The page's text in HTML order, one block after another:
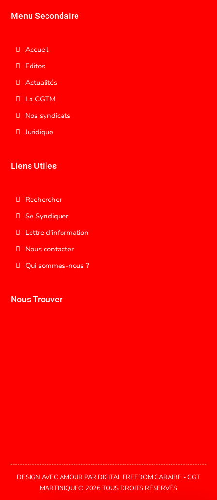
Menu Secondaire
Accueil
Editos
Actualités
La CGTM
Nos syndicats
Juridique
Liens Utiles
Rechercher
Se Syndiquer
Lettre d'information
Nous contacter
Qui sommes-nous ?
Nous Trouver
DESIGN AVEC AMOUR PAR DIGITAL FREEDOM CARAIBE - CGT
MARTINIQUE© 2026 TOUS DROITS RÉSERVÉS